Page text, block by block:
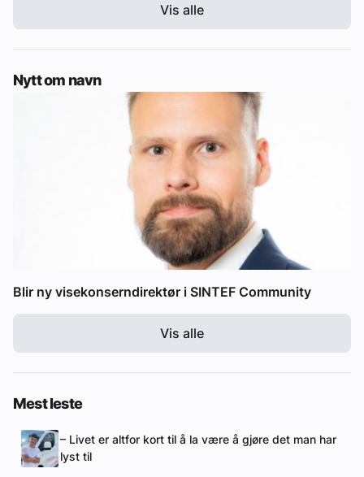
Vis alle
Nytt om navn
Blir ny visekonserndirektør i SINTEF Community
Vis alle
Mest leste
– Livet er altfor kort til å la være å gjøre det man har
lyst til